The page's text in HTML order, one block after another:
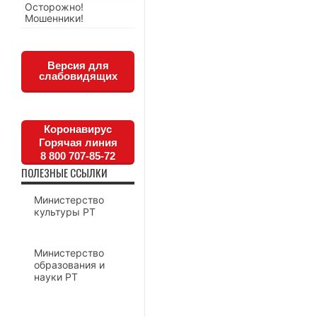
Осторожно!
Мошенники!
Версия для
слабовидящих
Коронавирус
Горячая линия
8 800 707-85-72
ПОЛЕЗНЫЕ ССЫЛКИ
Министерство
культуры РТ
Министерство
образования и
науки РТ